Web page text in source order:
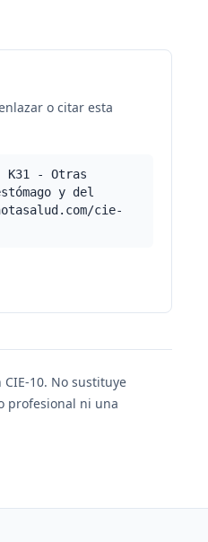
o citar esta
K31 - Otras
y del
cie-
10. No sustituye
profesional ni una